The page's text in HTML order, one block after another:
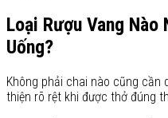
Loại Rượu Vang Nào
Uống?
Không phải chai nào cũng
thiện rõ rệt khi được thở đúng